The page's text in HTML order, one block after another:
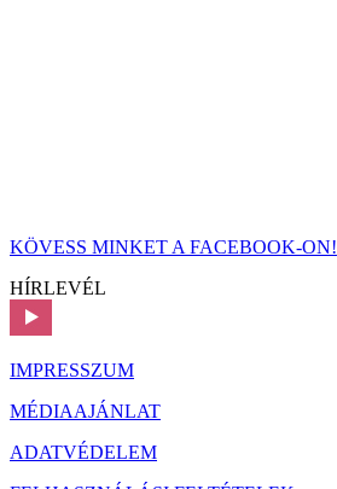
KÖVESS MINKET A FACEBOOK-ON!
HÍRLEVÉL
IMPRESSZUM
MÉDIAAJÁNLAT
ADATVÉDELEM